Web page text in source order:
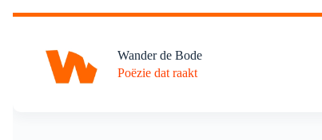
Ga
Wander de Bode
Poëzie dat raakt